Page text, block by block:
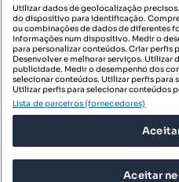
© 2026
Utilizar dados de geolocalização
do dispositivo para identificação.
ou combinações de dados de diferentes
informações num dispositivo. Medir o
para personalizar conteúdos. Criar perfis
Desenvolver e melhorar serviços. Utilizar
publicidade. Medir o desempenho dos
selecionar conteúdos. Utilizar perfis para
Utilizar perfis para selecionar conteúdos
Lista de parceiros (fornecedores)
Aceitar